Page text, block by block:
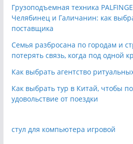
Грузоподъемная техника
Челябинец и Галичанин: как
поставщика
Семья разбросана по городам и
потерять связь, когда под одной
Как выбрать агентство
Как выбрать тур в Китай, чтобы
удовольствие от поездки
стул для компьютера игровой